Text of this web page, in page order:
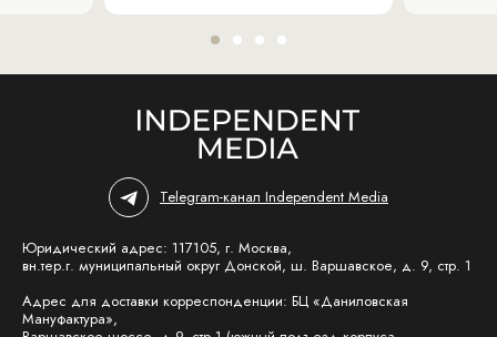
Telegram-канал Independent Media
Юридический адрес: 117105, г. Москва,
вн.тер.г. муниципальный округ Донской, ш. Варшавское, д. 9, стр. 1
Адрес для доставки корреспонденции: БЦ «Даниловская
Мануфактура»,